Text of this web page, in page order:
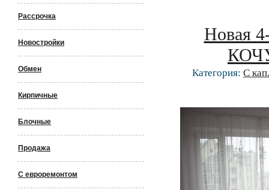
Рассрочка
Новостройки
Обмен
Кирпичные
Блочные
Продажа
С евроремонтом
Новая
Категория: С